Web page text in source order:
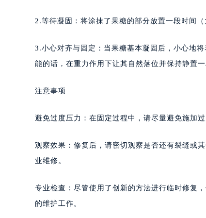
2.等待凝固：将涂抹了果糖的部分放置一段时间
3.小心对齐与固定：当果糖基本凝固后，小心地
能的话，在重力作用下让其自然落位并保持静置
注意事项
避免过度压力：在固定过程中，请尽量避免施加
观察效果：修复后，请密切观察是否还有裂缝或
业维修。
专业检查：尽管使用了创新的方法进行临时修复
的维护工作。